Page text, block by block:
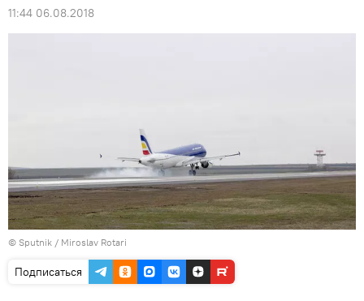
11:44 06.08.2018
© Sputnik / Miroslav Rotari
Подписаться